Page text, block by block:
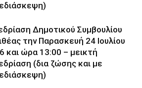
Δημοτικού Συμβουλίου
την Παρασκευή 24 Ιουλίου
και ώρα 13:00 – μεικτή
(δια ζώσης και με